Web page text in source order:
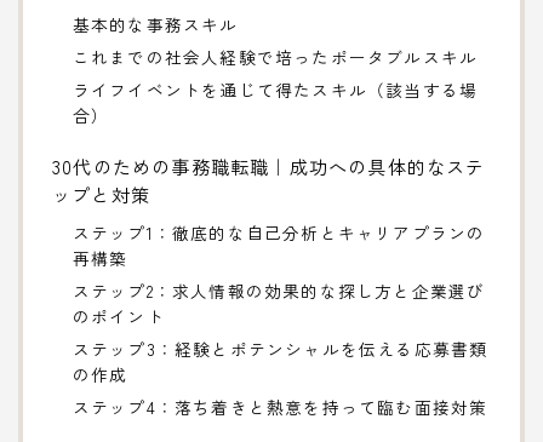
基本的な事務スキル
これまでの社会人経験で培ったポータブルスキル
ライフイベントを通じて得たスキル（該当する場
合）
30代のための事務職転職｜成功への具体的なステ
ップと対策
ステップ1：徹底的な自己分析とキャリアプランの
再構築
ステップ2：求人情報の効果的な探し方と企業選び
のポイント
ステップ3：経験とポテンシャルを伝える応募書類
の作成
ステップ4：落ち着きと熱意を持って臨む面接対策